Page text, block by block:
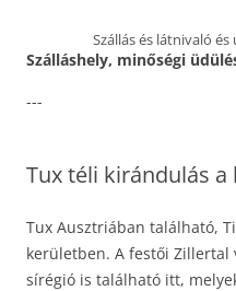
Szállás és látnivaló
Szálláshely, minőségi
---
Tux téli kirándulás a
Tux Ausztriában található,
kerületben. A festői Zillertal
sírégió is található itt,